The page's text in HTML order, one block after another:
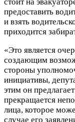
предоставить
и взять
приходится
«Это является
создающим
стороны
инициативы,
этим он
прекращается
лица, которое
случае его